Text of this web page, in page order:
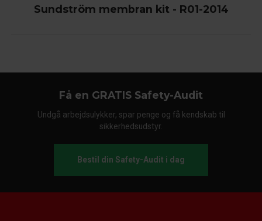
Sundström membran kit - R01-2014
Få en GRATIS Safety-Audit
Undgå arbejdsulykker, spar penge og få kendskab til
sikkerhedsudstyr.
Bestil din Safety-Audit i dag